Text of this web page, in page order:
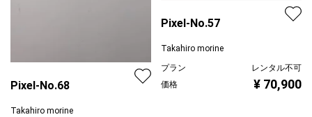
Pixel-No.68
Takahiro morine
Pixel-No.57
Takahiro morine
プラン
レンタル不可
価格
¥ 70,900